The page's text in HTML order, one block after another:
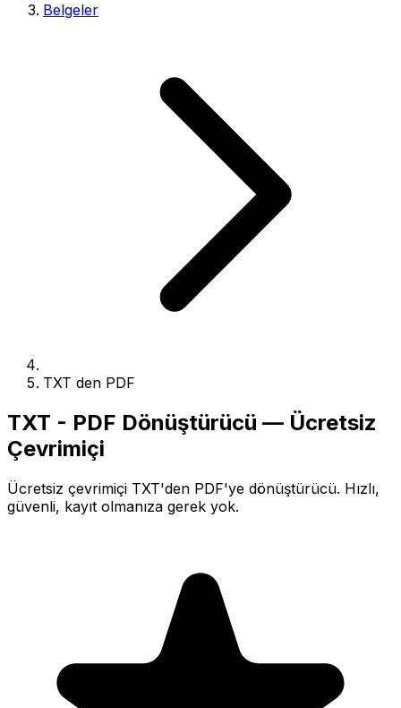
Belgeler
TXT den PDF
TXT - PDF Dönüştürücü — Ücretsiz
Çevrimiçi
Ücretsiz çevrimiçi TXT'den PDF'ye dönüştürücü. Hızlı,
güvenli, kayıt olmanıza gerek yok.